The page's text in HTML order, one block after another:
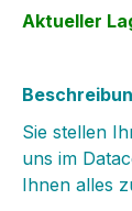
Aktueller
Sie stellen
uns im
Ihnen alles